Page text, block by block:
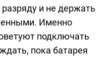
и не держать
Именно
подключать
пока батарея